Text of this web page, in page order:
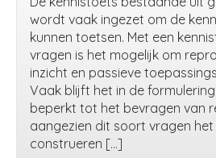
wordt vaak ingezet om de
kunnen toetsen. Met een
vragen is het mogelijk om
inzicht en passieve
Vaak blijft het in de
beperkt tot het bevragen van
aangezien dit soort vragen
construeren […]